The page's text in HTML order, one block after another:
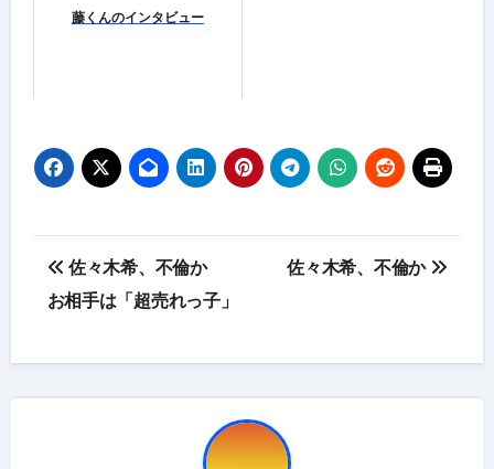
藤くんのインタビュー
投
稿
ビ
佐々木希、不倫か
お相手は「超売れっ子」
佐々木希、不倫か